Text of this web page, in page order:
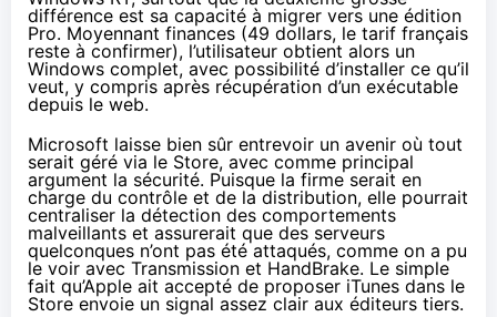
différence est sa capacité à migrer vers une édition
Pro. Moyennant finances (49 dollars, le tarif français
reste à confirmer), l’utilisateur obtient alors un
Windows complet, avec possibilité d’installer ce qu’il
veut, y compris après récupération d’un exécutable
depuis le web.
Microsoft laisse bien sûr entrevoir un avenir où tout
serait géré via le Store, avec comme principal
argument la sécurité. Puisque la firme serait en
charge du contrôle et de la distribution, elle pourrait
centraliser la détection des comportements
malveillants et assurerait que des serveurs
quelconques n’ont pas été attaqués, comme on a pu
le voir avec Transmission et HandBrake. Le simple
fait qu’Apple ait accepté de proposer iTunes dans le
Store envoie un signal assez clair aux éditeurs tiers.